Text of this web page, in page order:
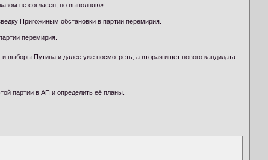
не согласен, но выполняю».
Пригожиным обстановки в партии перемирия.
перемирия.
выборы Путина и далее уже посмотреть, а вторая ищет нового кандидата .
партии в АП и определить её планы.